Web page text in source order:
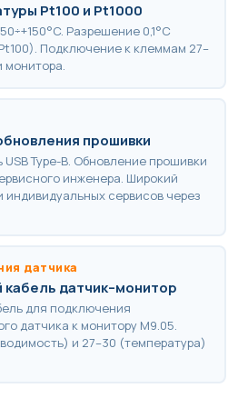
Pt100 и Pt1000
Разрешение 0,1°C
Подключение к клеммам 27–
монитора.
прошивки
Type-B. Обновление прошивки
инженера. Широкий
индивидуальных сервисов через
датчика
датчик–монитор
для подключения
датчика к монитору M9.05.
и 27–30 (температура)